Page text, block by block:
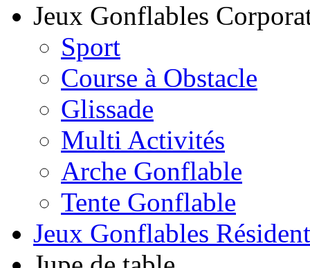
Jeux Gonflables
Sport
Course à Obstacle
Glissade
Multi Activités
Arche Gonflable
Tente Gonflable
Jeux Gonflables